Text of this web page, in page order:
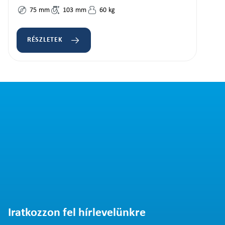
75 mm 103 mm 60 kg
RÉSZLETEK
Iratkozzon fel hírlevelünkre